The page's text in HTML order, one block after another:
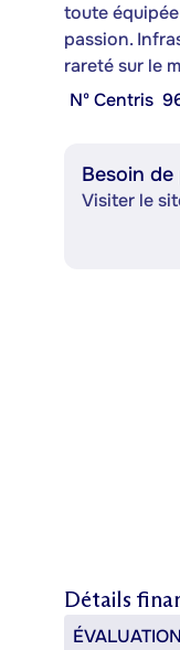
toute
passion.
rareté sur le
Nº Centris
Besoin de
Visiter le
Détails